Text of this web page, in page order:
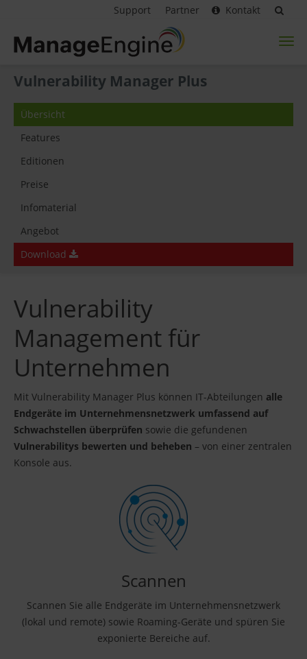
Support Partner Kontakt
Vulnerability Manager Plus
Übersicht
Features
Editionen
Preise
Infomaterial
Angebot
Download
Vulnerability
Management für
Unternehmen
Mit Vulnerability Manager Plus können IT-Abteilungen alle
Endgeräte im Unternehmensnetzwerk umfassend auf
Schwachstellen überprüfen sowie die gefundenen
Vulnerabilitys bewerten und beheben – von einer zentralen
Konsole aus.
Scannen
Scannen Sie alle Endgeräte im Unternehmensnetzwerk
(lokal und remote) sowie Roaming-Geräte und spüren Sie
exponierte Bereiche auf.